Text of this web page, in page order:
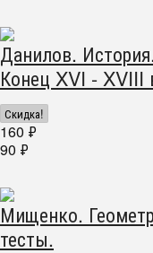
Данилов.
Конец XVI - XVIII
Скидка!
160 ₽
90 ₽
Мищенко.
тесты.